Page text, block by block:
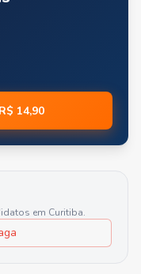
14,90
em Curitiba.